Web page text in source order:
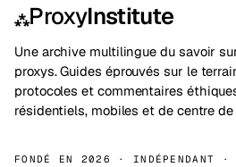
⁂ProxyInstitute
Une archive multilingue du savoir
proxys. Guides éprouvés sur le
protocoles et commentaires
résidentiels, mobiles et de centre de
FONDÉ EN 2026 · INDÉPENDANT ·